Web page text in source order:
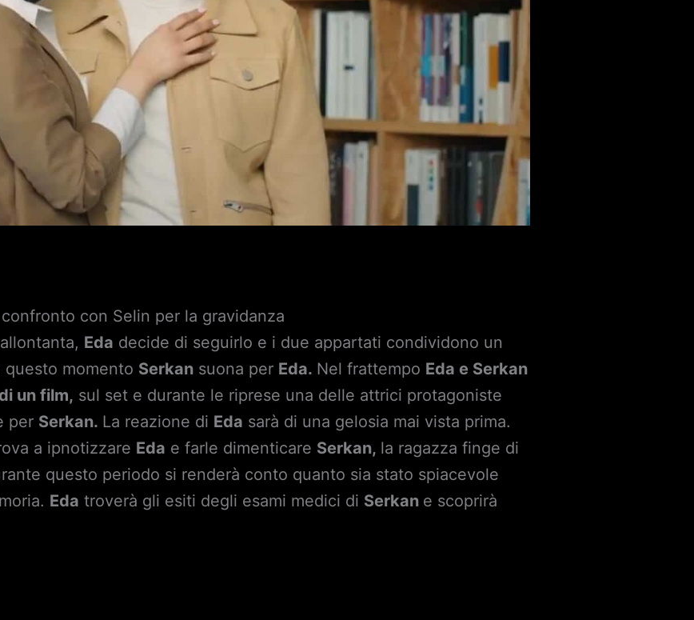
con Selin per la gravidanza
Eda decide di seguirlo e i due appartati condividono un
momento Serkan suona per Eda. Nel frattempo Eda e Serkan
un film, sul set e durante le riprese una delle attrici protagoniste
per Serkan. La reazione di Eda sarà di una gelosia mai vista prima.
a ipnotizzare Eda e farle dimenticare Serkan, la ragazza finge di
questo periodo si renderà conto quanto sia stato spiacevole
Eda troverà gli esiti degli esami medici di Serkan e scoprirà